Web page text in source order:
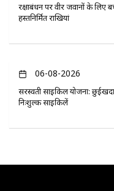
रक्षाबंधन पर वीर जवानों के लिए
हस्तनिर्मित राखियां
06-08-2026
सरस्वती साइकिल योजना:
निःशुल्क साइकिलें